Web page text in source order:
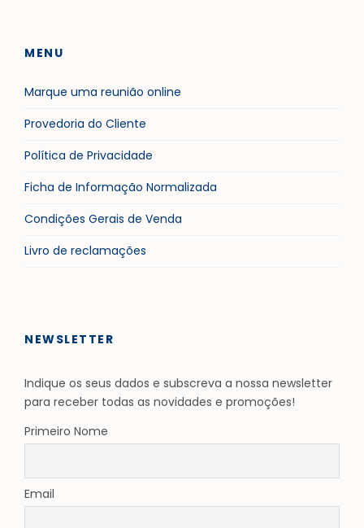
MENU
Marque uma reunião online
Provedoria do Cliente
Política de Privacidade
Ficha de Informação Normalizada
Condições Gerais de Venda
Livro de reclamações
NEWSLETTER
Indique os seus dados e subscreva a nossa newsletter
para receber todas as novidades e promoções!
Primeiro Nome
Email